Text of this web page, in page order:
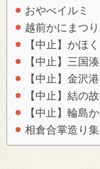
おやべイルミ
越前かにまつ
【中止】かほ
【中止】三国
【中止】金沢
【中止】結の
【中止】輪島
相倉合掌造り